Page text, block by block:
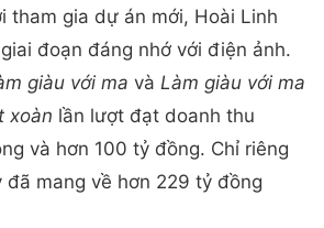
tham gia dự án mới, Hoài Linh
đoạn đáng nhớ với điện ảnh.
giàu với ma và Làm giàu với ma
xoàn lần lượt đạt doanh thu
và hơn 100 tỷ đồng. Chỉ riêng
đã mang về hơn 229 tỷ đồng